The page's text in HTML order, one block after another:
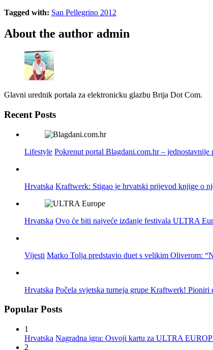
Tagged with: San Pellegrino 2012
About the author admin
Glavni urednik portala za elektronicku glazbu Brija Dot Com.
Recent Posts
Lifestyle Pokrenut portal Blagdani.com.hr –
Hrvatska Kraftwerk: Stigao je hrvatski prijevod knjige o
Hrvatska Ovo će biti najveće izdanje festivala ULTRA
Vijesti Marko Tolja predstavio duet s velikim Oliverom:
Hrvatska Počela svjetska turneja grupe Kraftwerk!
Popular Posts
1
Hrvatska Nagradna igra: Osvoji kartu za ULTRA
2